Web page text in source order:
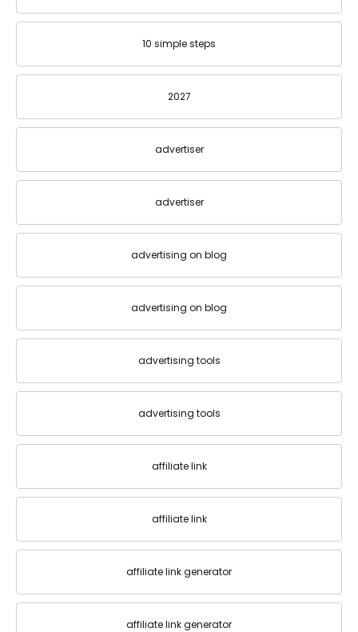
10 simple steps
2027
advertiser
advertiser
advertising on blog
advertising on blog
advertising tools
advertising tools
affiliate link
affiliate link
affiliate link generator
affiliate link generator